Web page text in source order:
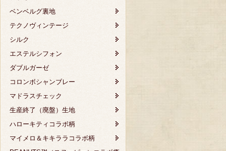
ベンベルグ裏地
テクノヴィンテージ
シルク
エステルシフォン
ダブルガーゼ
コロンボシャンブレー
マドラスチェック
生産終了（廃盤）生地
ハローキティコラボ柄
マイメロ＆キキララコラボ柄